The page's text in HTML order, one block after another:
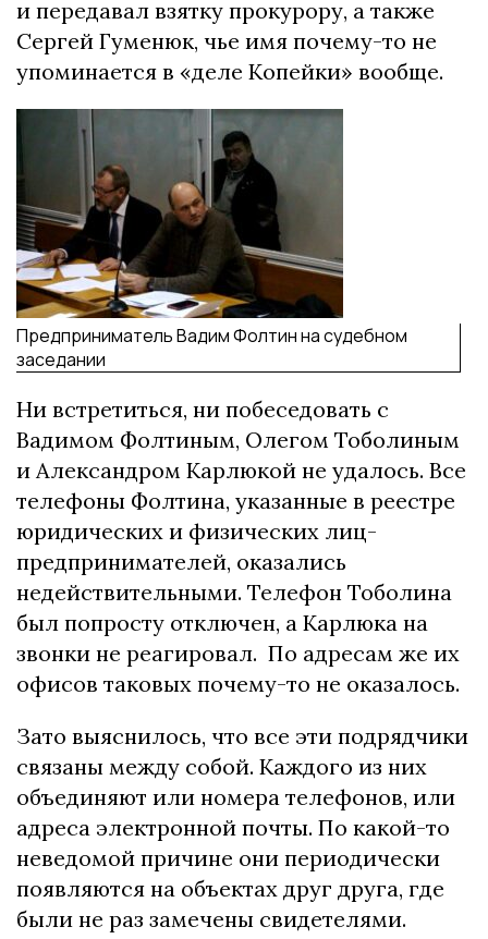
и передавал взятку прокурору, а также
Сергей Гуменюк, чье имя почему-то не
упоминается в «деле Копейки» вообще.
Предприниматель Вадим Фолтин на судебном
заседании
Ни встретиться, ни побеседовать с
Вадимом Фолтиным, Олегом Тоболиным
и Александром Карлюкой не удалось. Все
телефоны Фолтина, указанные в реестре
юридических и физических лиц-
предпринимателей, оказались
недействительными. Телефон Тоболина
был попросту отключен, а Карлюка на
звонки не реагировал. По адресам же их
офисов таковых почему-то не оказалось.
Зато выяснилось, что все эти подрядчики
связаны между собой. Каждого из них
объединяют или номера телефонов, или
адреса электронной почты. По какой-то
неведомой причине они периодически
появляются на объектах друг друга, где
были не раз замечены свидетелями.